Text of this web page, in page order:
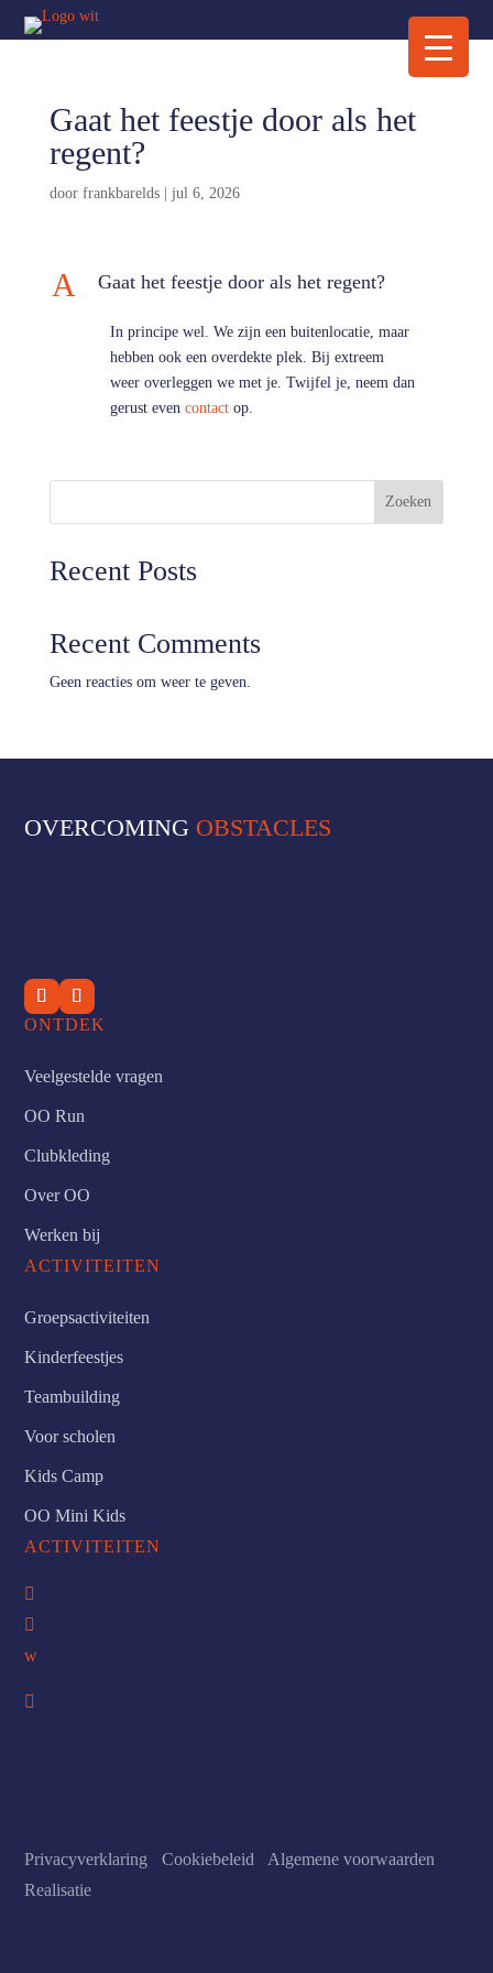
Gaat het feestje door als het
regent?
door frankbarelds| jul 6, 2026
A Gaat het feestje door als het regent?
In principe wel. We zijn een buitenlocatie, maar
hebben ook een overdekte plek. Bij extreem
weer overleggen we met je. Twijfel je, neem dan
gerust even contact op.
Zoeken
Recent Posts
Recent Comments
Geen reacties om weer te geven.
OVERCOMING OBSTACLES
ONTDEK
Veelgestelde vragen
OO Run
Clubkleding
Over OO
Werken bij
ACTIVITEITEN
Groepsactiviteiten
Kinderfeestjes
Teambuilding
Voor scholen
Kids Camp
OO Mini Kids
ACTIVITEITEN


w

Privacyverklaring -Cookiebeleid Algemene voorwaarden
Realisatie